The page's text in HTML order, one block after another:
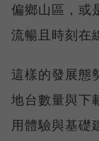
偏鄉山區，或
流暢且時刻在
這樣的發展態
地台數量與下
用體驗與基礎